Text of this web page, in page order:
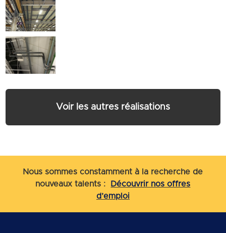
Voir les autres réalisations
Nous sommes constamment à la recherche de
nouveaux talents :
Découvrir nos offres
d’emploi